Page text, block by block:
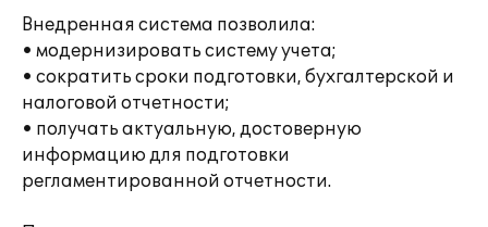
Внедренная система позволила:
• модернизировать систему учета;
• сократить сроки подготовки, бухгалтерской и
налоговой отчетности;
• получать актуальную, достоверную
информацию для подготовки
регламентированной отчетности.